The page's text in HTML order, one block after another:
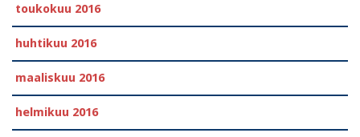
toukokuu 2016
huhtikuu 2016
maaliskuu 2016
helmikuu 2016